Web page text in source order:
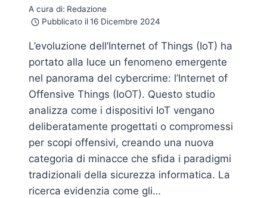
A cura di: Redazione
Pubblicato il 16 Dicembre 2024
L’evoluzione dell’Internet of Things (IoT) ha
portato alla luce un fenomeno emergente
nel panorama del cybercrime: l’Internet of
Offensive Things (IoOT). Questo studio
analizza come i dispositivi IoT vengano
deliberatamente progettati o compromessi
per scopi offensivi, creando una nuova
categoria di minacce che sfida i paradigmi
tradizionali della sicurezza informatica. La
ricerca evidenzia come gli…